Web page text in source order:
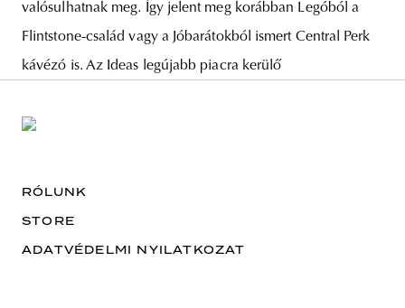
valósulhatnak meg. Így jelent meg korábban Legóból a
Flintstone-család vagy a Jóbarátokból ismert Central Perk
kávézó is. Az Ideas legújabb piacra kerülő
RÓLUNK
STORE
ADATVÉDELMI NYILATKOZAT